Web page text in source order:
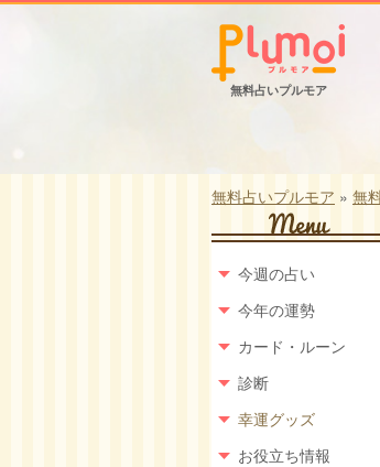
無料占いプルモア
無料占いプルモア » 無
今週の占い
今年の運勢
カード・ルーン
診断
幸運グッズ
お役立ち情報